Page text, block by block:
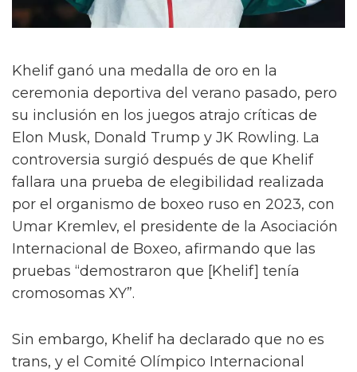
Khelif ganó una medalla de oro en la
ceremonia deportiva del verano pasado, pero
su inclusión en los juegos atrajo críticas de
Elon Musk, Donald Trump y JK Rowling. La
controversia surgió después de que Khelif
fallara una prueba de elegibilidad realizada
por el organismo de boxeo ruso en 2023, con
Umar Kremlev, el presidente de la Asociación
Internacional de Boxeo, afirmando que las
pruebas “demostraron que [Khelif] tenía
cromosomas XY”.
Sin embargo, Khelif ha declarado que no es
trans, y el Comité Olímpico Internacional